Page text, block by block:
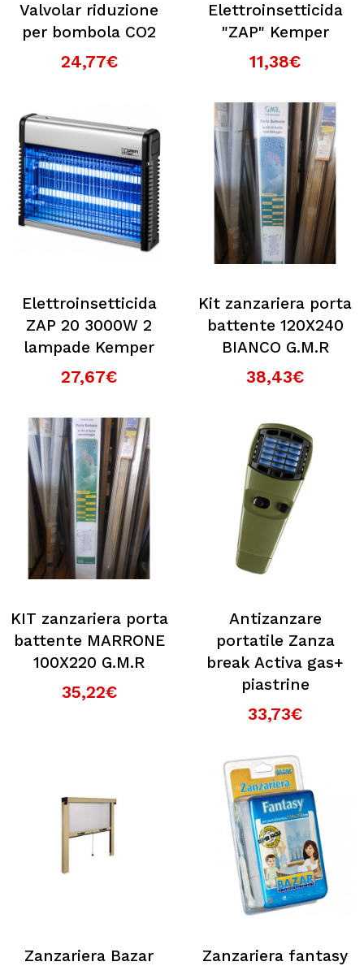
Valvolar riduzione
per bombola CO2
24,77€
Elettroinsetticida
"ZAP" Kemper
11,38€
Elettroinsetticida
ZAP 20 3000W 2
lampade Kemper
27,67€
Kit zanzariera porta
battente 120X240
BIANCO G.M.R
38,43€
KIT zanzariera porta
battente MARRONE
100X220 G.M.R
35,22€
Antizanzare
portatile Zanza
break Activa gas+
piastrine
33,73€
Zanzariera Bazar
Zanzariera fantasy